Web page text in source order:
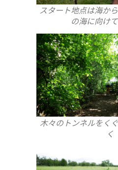
スタート地点は海か
の海に向け
木々のトンネルをく
く